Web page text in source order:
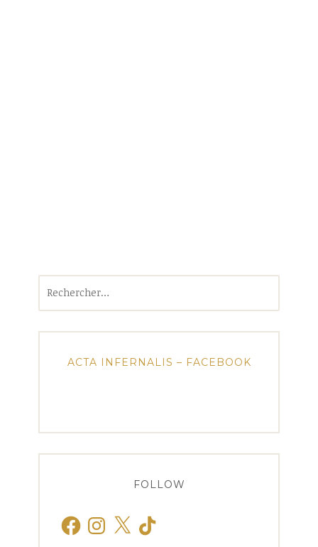
ACTA INFERNALIS – FACEBOOK
FOLLOW
FacebookInstagram
X TikTok